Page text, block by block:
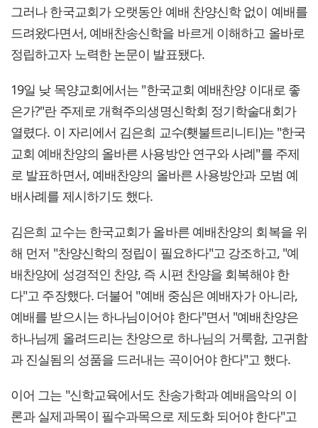
그러나 한국교회가 오랫동안 예배 찬양신학 없이 예배를
드려왔다면서, 예배찬송신학을 바르게 이해하고 올바로
정립하고자 노력한 논문이 발표됐다.
19일 낮 목양교회에서는 "한국교회 예배찬양 이대로 좋
은가?"란 주제로 개혁주의생명신학회 정기학술대회가
열렸다. 이 자리에서 김은희 교수(횃불트리니티)는 "한국
교회 예배찬양의 올바른 사용방안 연구와 사례"를 주제
로 발표하면서, 예배찬양의 올바른 사용방안과 모범 예
배사례를 제시하기도 했다.
김은희 교수는 한국교회가 올바른 예배찬양의 회복을 위
해 먼저 "찬양신학의 정립이 필요하다"고 강조하고, "예
배찬양에 성경적인 찬양, 즉 시편 찬양을 회복해야 한
다"고 주장했다. 더불어 "예배 중심은 예배자가 아니라,
예배를 받으시는 하나님이어야 한다"면서 "예배찬양은
하나님께 올려드리는 찬양으로 하나님의 거룩함, 고귀함
과 진실됨의 성품을 드러내는 곡이어야 한다"고 했다.
이어 그는 "신학교육에서도 찬송가학과 예배음악의 이
론과 실제과목이 필수과목으로 제도화 되어야 한다"고